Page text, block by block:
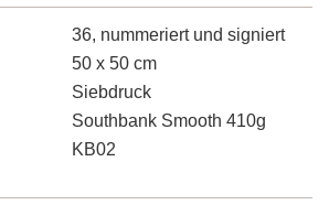
36, nummeriert und signiert
50 x 50 cm
Siebdruck
Southbank Smooth 410g
KB02